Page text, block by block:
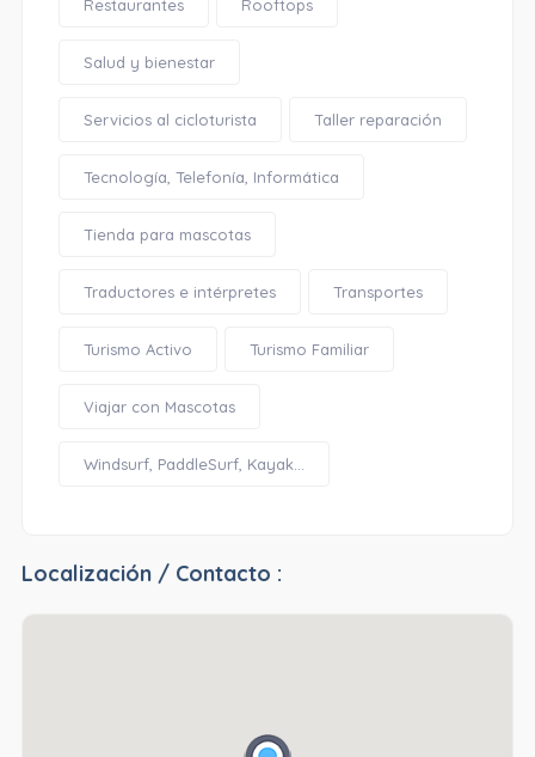
Restaurantes Rooftops
Salud y bienestar
Servicios al cicloturista Taller reparación
Tecnología, Telefonía, Informática
Tienda para mascotas
Traductores e intérpretes Transportes
Turismo Activo Turismo Familiar
Viajar con Mascotas
Windsurf, PaddleSurf, Kayak...
Localización / Contacto :